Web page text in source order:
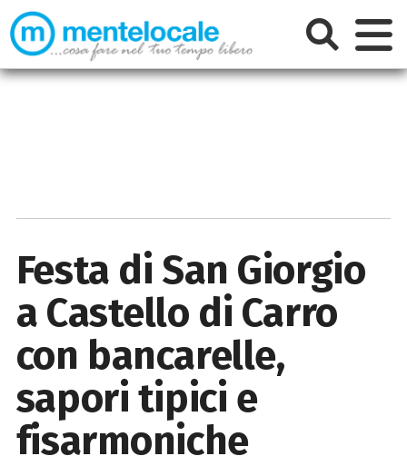
Festa di San Giorgio
a Castello di Carro
con bancarelle,
sapori tipici e
fisarmoniche